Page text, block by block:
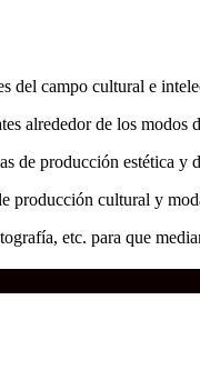
del campo cultural e
alrededor de los
de producción estética y
producción cultural y
etc. para que